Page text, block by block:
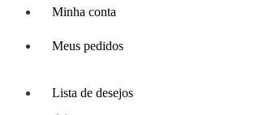
Minha conta
Meus pedidos
Lista de desejos